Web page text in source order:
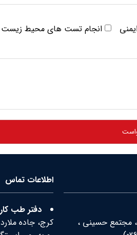
انجام تست های محیط زیست
، مجتمع حسینی ،
اطلاعات تماس
دفتر طب کار
کرج، جاده